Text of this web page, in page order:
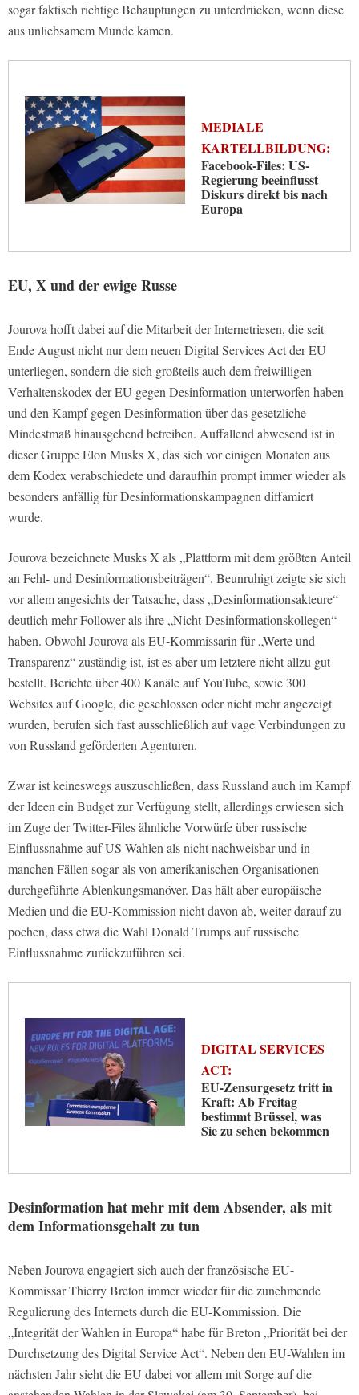
sogar faktisch richtige Behauptungen zu unterdrücken, wenn diese
aus unliebsamem Munde kamen.
MEDIALE
KARTELLBILDUNG:
Facebook-Files: US-
Regierung beeinflusst
Diskurs direkt bis nach
Europa
EU, X und der ewige Russe
Jourova hofft dabei auf die Mitarbeit der Internetriesen, die seit
Ende August nicht nur dem neuen Digital Services Act der EU
unterliegen, sondern die sich großteils auch dem freiwilligen
Verhaltenskodex der EU gegen Desinformation unterworfen haben
und den Kampf gegen Desinformation über das gesetzliche
Mindestmaß hinausgehend betreiben. Auffallend abwesend ist in
dieser Gruppe Elon Musks X, das sich vor einigen Monaten aus
dem Kodex verabschiedete und daraufhin prompt immer wieder als
besonders anfällig für Desinformationskampagnen diffamiert
wurde.
Jourova bezeichnete Musks X als „Plattform mit dem größten Anteil
an Fehl- und Desinformationsbeiträgen“. Beunruhigt zeigte sie sich
vor allem angesichts der Tatsache, dass „Desinformationsakteure“
deutlich mehr Follower als ihre „Nicht-Desinformationskollegen“
haben. Obwohl Jourova als EU-Kommissarin für „Werte und
Transparenz“ zuständig ist, ist es aber um letztere nicht allzu gut
bestellt. Berichte über 400 Kanäle auf YouTube, sowie 300
Websites auf Google, die geschlossen oder nicht mehr angezeigt
wurden, berufen sich fast ausschließlich auf vage Verbindungen zu
von Russland geförderten Agenturen.
Zwar ist keineswegs auszuschließen, dass Russland auch im Kampf
der Ideen ein Budget zur Verfügung stellt, allerdings erwiesen sich
im Zuge der Twitter-Files ähnliche Vorwürfe über russische
Einflussnahme auf US-Wahlen als nicht nachweisbar und in
manchen Fällen sogar als von amerikanischen Organisationen
durchgeführte Ablenkungsmanöver. Das hält aber europäische
Medien und die EU-Kommission nicht davon ab, weiter darauf zu
pochen, dass etwa die Wahl Donald Trumps auf russische
Einflussnahme zurückzuführen sei.
DIGITAL SERVICES
ACT:
EU-Zensurgesetz tritt in
Kraft: Ab Freitag
bestimmt Brüssel, was
Sie zu sehen bekommen
Desinformation hat mehr mit dem Absender, als mit
dem Informationsgehalt zu tun
Neben Jourova engagiert sich auch der französische EU-
Kommissar Thierry Breton immer wieder für die zunehmende
Regulierung des Internets durch die EU-Kommission. Die
„Integrität der Wahlen in Europa“ habe für Breton „Priorität bei der
Durchsetzung des Digital Service Act“. Neben den EU-Wahlen im
nächsten Jahr sieht die EU dabei vor allem mit Sorge auf die